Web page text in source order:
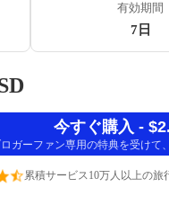
有効期間
7日
今すぐ購入 -
ガーファン専用の特典を受けて
累積サービス10万人以上の旅